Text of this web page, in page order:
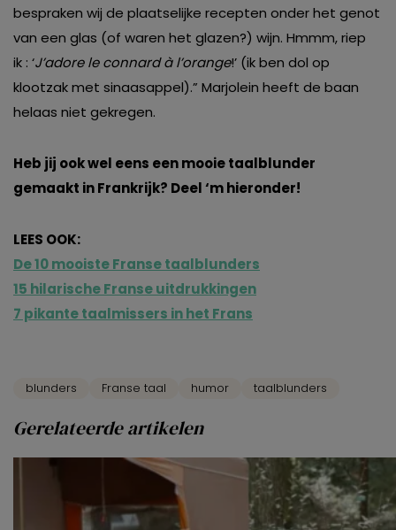
bespraken wij de plaatselijke recepten onder het genot
van een glas (of waren het glazen?) wijn. Hmmm, riep
ik : ‘J’adore le connard à l’orange!’ (ik ben dol op
klootzak met sinaasappel).” Marjolein heeft de baan
helaas niet gekregen.
Heb jij ook wel eens een mooie taalblunder
gemaakt in Frankrijk? Deel ‘m hieronder!
LEES OOK:
De 10 mooiste Franse taalblunders
15 hilarische Franse uitdrukkingen
7 pikante taalmissers in het Frans
blunders Franse taal humor taalblunders
Gerelateerde artikelen